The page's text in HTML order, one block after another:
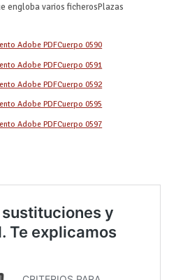
Plazas
Cuerpo 0590
Cuerpo 0591
Cuerpo 0592
Cuerpo 0595
Cuerpo 0597